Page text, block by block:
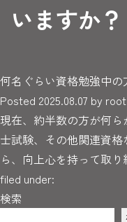
いますか？
何名ぐらい資格勉強中の
Posted 2025.08.07 by root
現在、約半数の方が何
士試験、その他関連資
ら、向上心を持って取り
filed under:
検索